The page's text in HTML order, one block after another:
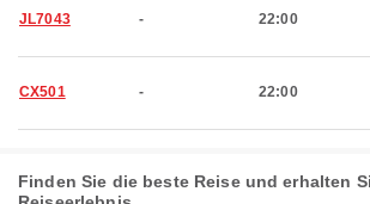
JL7043 - 22:00
CX501 - 22:00
Finden Sie die beste Reise und erhalten